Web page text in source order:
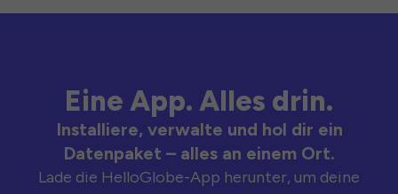
Eine App. Alles drin.
Installiere, verwalte und hol dir ein
Datenpaket – alles an einem Ort.
Lade die HelloGlobe-App herunter, um deine